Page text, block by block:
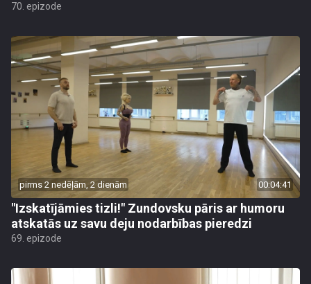
70. epizode
pirms 2 nedēļām, 2 dienām 00:04:41
"Izskatījāmies tizli!" Zundovsku pāris ar humoru
atskatās uz savu deju nodarbības pieredzi
69. epizode